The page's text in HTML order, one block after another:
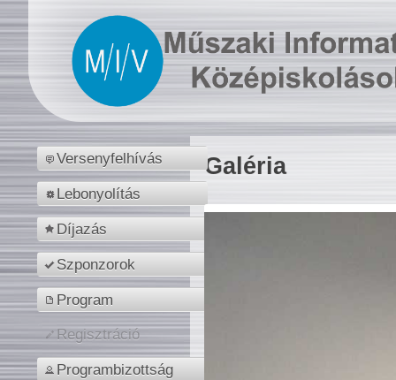
Versenyfelhívás
Lebonyolítás
Díjazás
Szponzorok
Program
Regisztráció
Programbizottság
Galéria